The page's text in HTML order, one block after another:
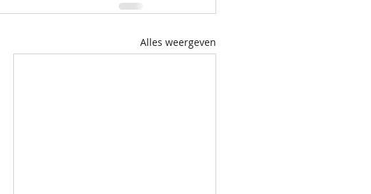
Alles weergeven